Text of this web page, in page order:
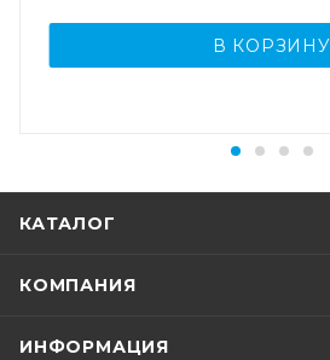
В КОРЗИНУ
КАТАЛОГ
КОМПАНИЯ
ИНФОРМАЦИЯ